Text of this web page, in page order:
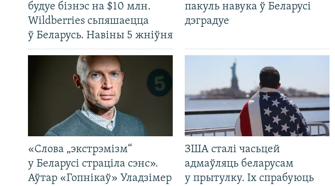
будуе бізнэс на $10 млн.
Wildberries сьпяшаецца
ў Беларусь. Навіны 5 жніўня
пакуль навука ў Беларусі
дэградуе
«Слова „экстрэмізм“
у Беларусі страціла сэнс».
Аўтар «Гопнікаў» Уладзімер
ЗША сталі часьцей
адмаўляць беларусам
у прытулку. Іх спрабуюць